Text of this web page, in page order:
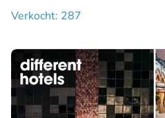
Verkocht: 287